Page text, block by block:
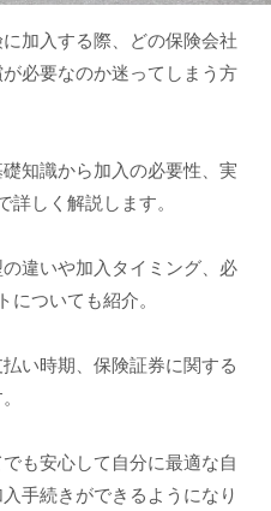
加入する際、どの保険会社
必要なのか迷ってしまう方
知識から加入の必要性、実
しく解説します。
違いや加入タイミング、必
ついても紹介。
い時期、保険証券に関する
も安心して自分に最適な自
手続きができるようになり